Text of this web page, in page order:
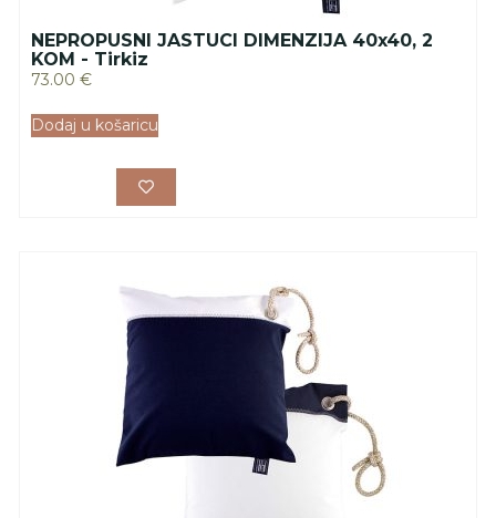
NEPROPUSNI JASTUCI DIMENZIJA 40x40, 2
KOM - Tirkiz
73.00 €
Dodaj u košaricu